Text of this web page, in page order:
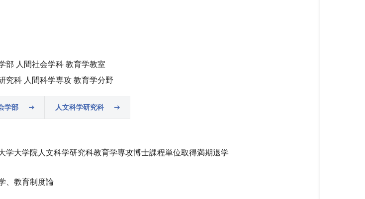
部 人間社会学科 教育学教室
究科 人間科学専攻 教育学分野
学部 人文科学研究科
学大学院人文科学研究科教育学専攻博士課程単位取得満期退学
、教育制度論